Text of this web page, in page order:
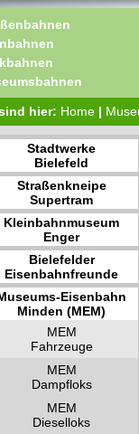
hier: Home |
Stadtwerke
Bielefeld
Straßenkneipe
Supertram
Kleinbahnmuseum
Enger
Bielefelder
Eisenbahnfreunde
Eisenbahn
Minden (MEM)
MEM
Fahrzeuge
MEM
Dampfloks
MEM
Dieselloks